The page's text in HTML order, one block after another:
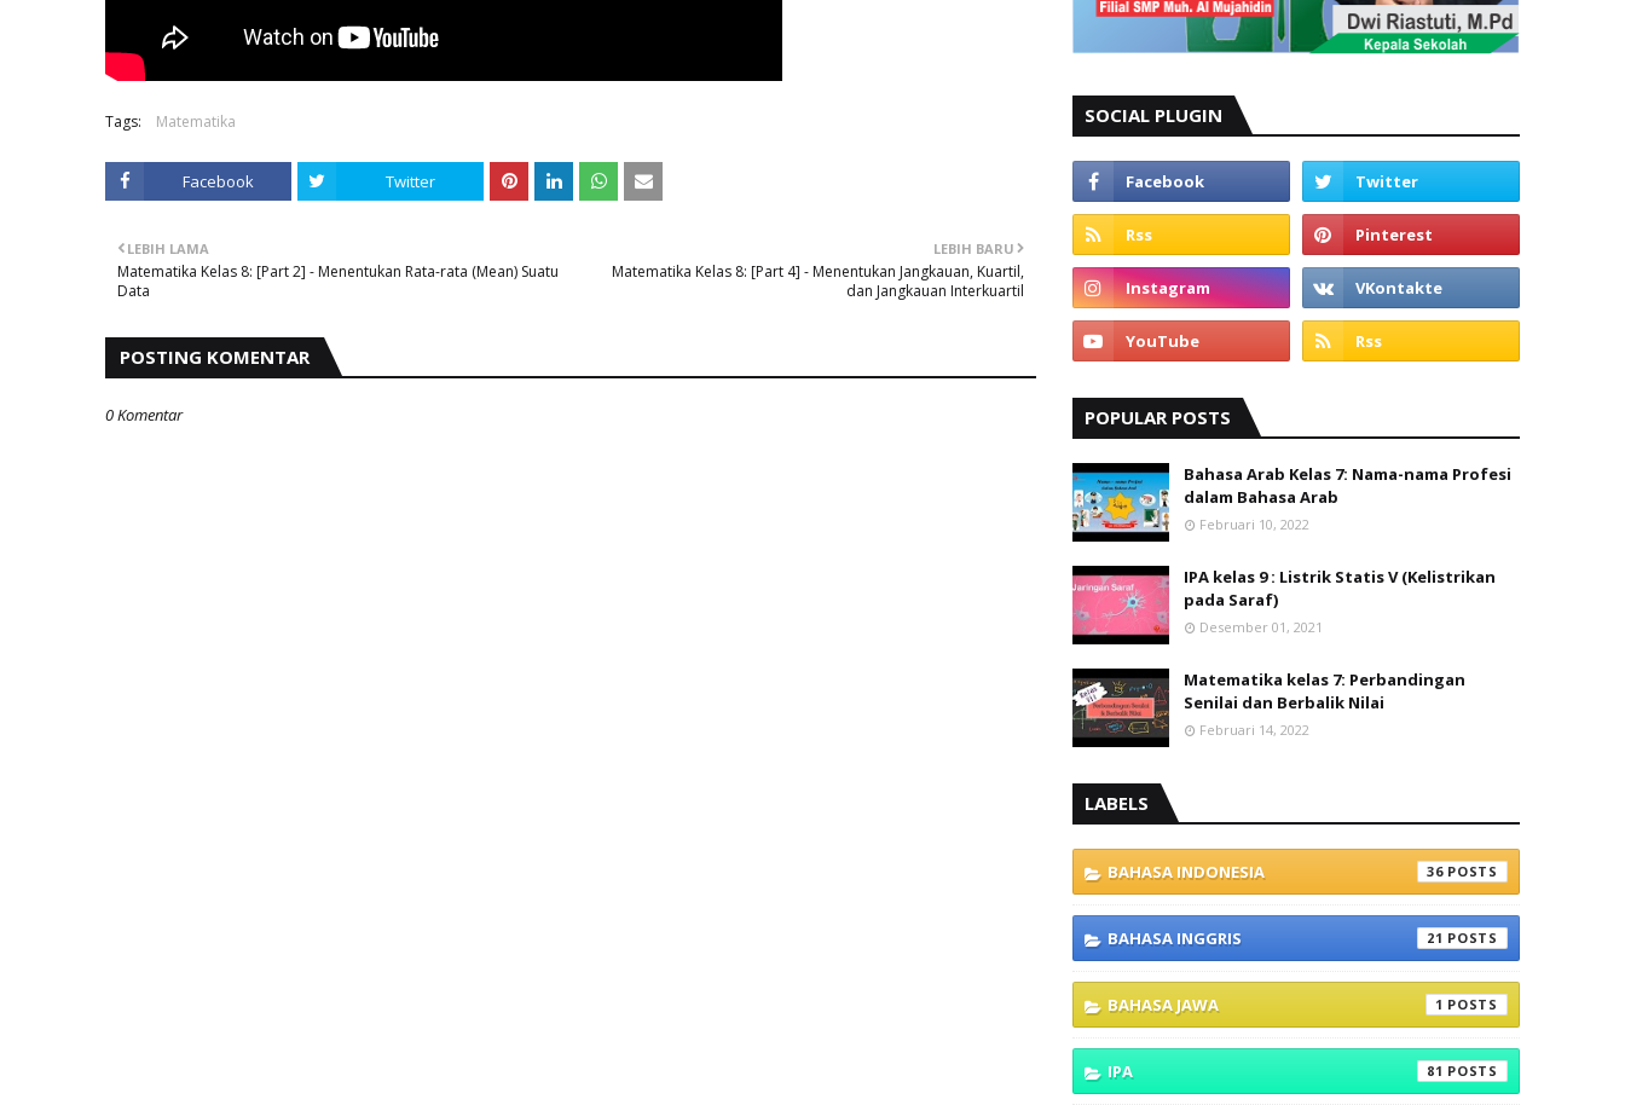
Tags: Matematika
Facebook Twitter
LEBIH BARU
Matematika Kelas 8: [Part 4] - Menentukan Jangkauan, Kuartil,
dan Jangkauan Interkuartil
LEBIH LAMA
Matematika Kelas 8: [Part 2] - Menentukan Rata-rata (Mean) Suatu
Data
POSTING KOMENTAR
0 Komentar
SOCIAL PLUGIN
POPULAR POSTS
Bahasa Arab Kelas 7: Nama-nama Profesi
dalam Bahasa Arab
Februari 10, 2022
IPA kelas 9 : Listrik Statis V (Kelistrikan
pada Saraf)
Desember 01, 2021
Matematika kelas 7: Perbandingan
Senilai dan Berbalik Nilai
Februari 14, 2022
LABELS
BAHASA INDONESIA 36
BAHASA INGGRIS 21
BAHASA JAWA 1
IPA 81